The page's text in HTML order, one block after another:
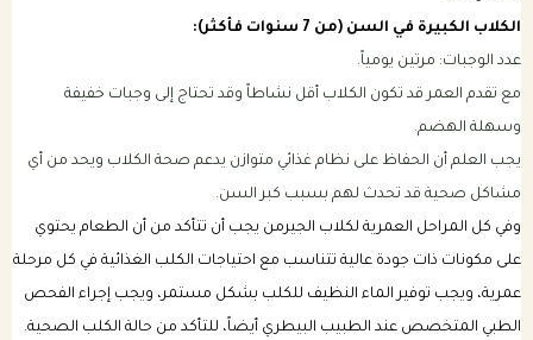
الكلاب الكبيرة في السن (من 7 سنوات فأكثر):
عدد الوجبات: مرتين يومياً.
مع تقدم العمر قد تكون الكلاب أقل نشاطاً وقد تحتاج إلى وجبات خفيفة
وسهلة الهضم.
يجب العلم أن الحفاظ على نظام غذائي متوازن يدعم صحة الكلاب ويحد من أي
مشاكل صحية قد تحدث لهم بسبب كبر السن.
وفي كل المراحل العمرية لكلاب الجيرمن يجب أن تتأكد من أن الطعام يحتوي
على مكونات ذات جودة عالية تتناسب مع احتياجات الكلب الغذائية في كل مرحلة
عمرية، ويجب توفير الماء النظيف للكلب بشكل مستمر، ويجب إجراء الفحص
الطبي المتخصص عند الطبيب البيطري أيضاً، للتأكد من حالة الكلب الصحية.